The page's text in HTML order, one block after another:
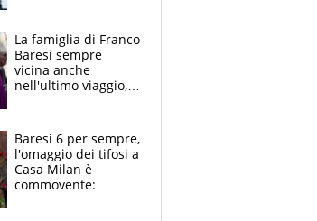
La famiglia di Franco
Baresi sempre
vicina anche
nell'ultimo viaggio,
circondati
dall'affetto dei tifosi
Baresi 6 per sempre,
l'omaggio dei tifosi a
Casa Milan è
commovente: